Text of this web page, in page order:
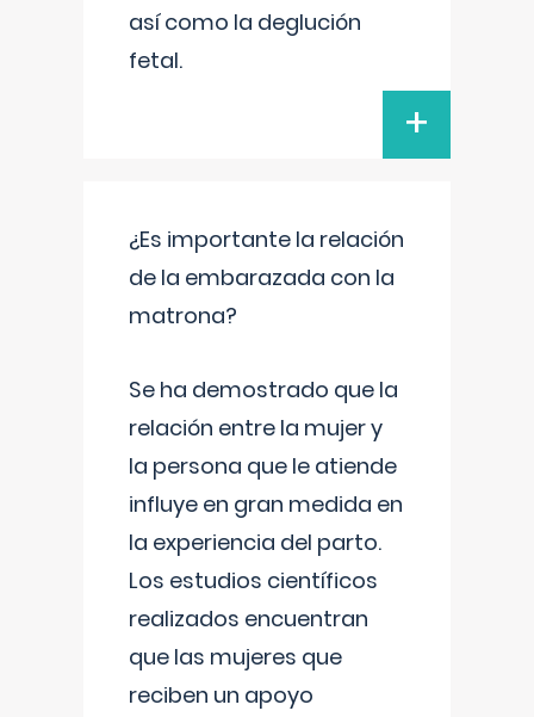
así como la deglución
fetal.
+
¿Es importante la relación
de la embarazada con la
matrona?
Se ha demostrado que la
relación entre la mujer y
la persona que le atiende
influye en gran medida en
la experiencia del parto.
Los estudios científicos
realizados encuentran
que las mujeres que
reciben un apoyo